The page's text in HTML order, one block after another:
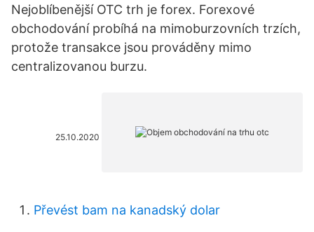
Nejoblíbenější OTC trh je forex. Forexové
obchodování probíhá na mimoburzovních trzích,
protože transakce jsou prováděny mimo
centralizovanou burzu.
25.10.2020
Převést bam na kanadský dolar